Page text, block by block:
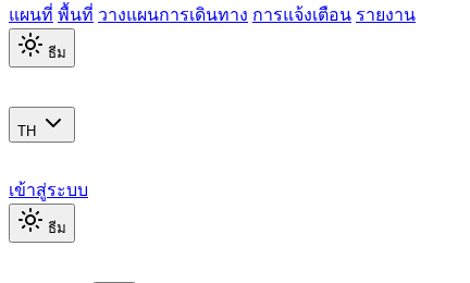
แผนที่ พื้นที่ วางแผนการเดินทาง การแจ้งเตือน รายงาน
ธีม
TH
เข้าสู่ระบบ
ธีม